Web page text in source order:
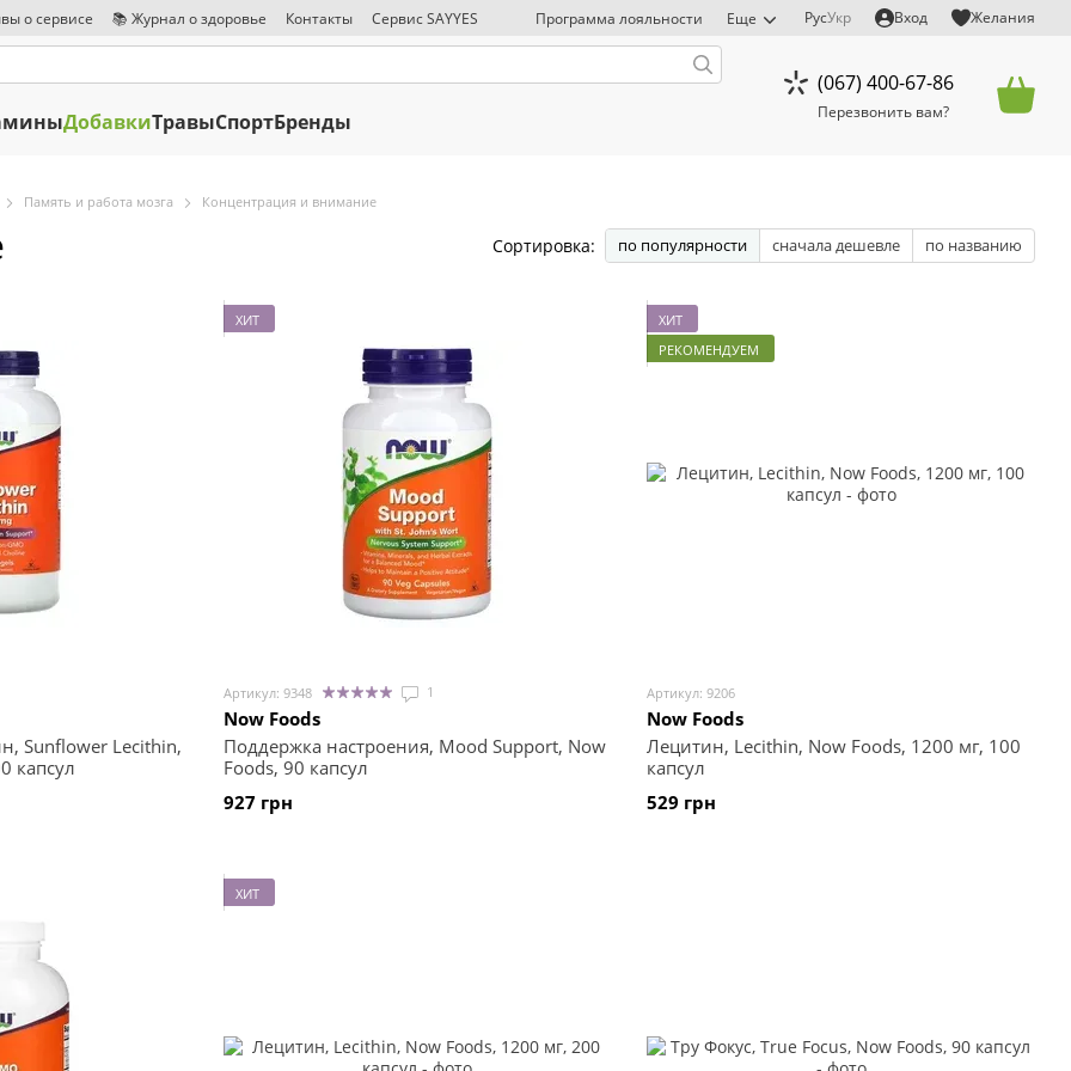
о сервисе 📚 Журнал о здоровье Контакты Сервис SAYYES Программа лояльности Еще РусУкр Вход Желания
ДобавкиТравыСпортБренды
(067) 400-67-86
Перезвонить вам?
Память и работа мозга Концентрация и внимание
Сортировка: по популярности сначала дешевле по названию
Sunflower Lecithin,
капсул
ХИТ
Артикул: 9348 1
Now Foods
Поддержка настроения, Mood Support, Now
Foods, 90 капсул
927 грн
ХИТ
РЕКОМЕНДУЕМ
Артикул: 9206
Now Foods
Лецитин, Lecithin, Now Foods, 1200 мг, 100
капсул
529 грн
ХИТ